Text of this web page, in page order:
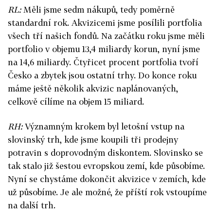
RL:Měli jsme sedm nákupů, tedy poměrně
standardní rok. Akvizicemi jsme posílili portfolia
všech tří našich fondů. Na začátku roku jsme měli
portfolio v objemu 13,4 miliardy korun, nyní jsme
na 14,6 miliardy. Čtyřicet procent portfolia tvoří
Česko a zbytek jsou ostatní trhy. Do konce roku
máme ještě několik akvizic naplánovaných,
celkově cílíme na objem 15 miliard.
RH:Významným krokem byl letošní vstup na
slovinský trh, kde jsme koupili tři prodejny
potravin s doprovodným diskontem. Slovinsko se
tak stalo již šestou evropskou zemí, kde působíme.
Nyní se chystáme dokončit akvizice v zemích, kde
už působíme. Je ale možné, že příští rok vstoupíme
na další trh.